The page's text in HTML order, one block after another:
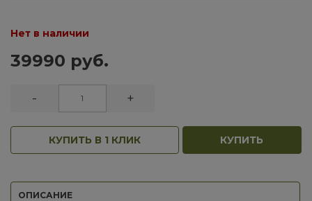
Нет в наличии
39990 руб.
- +
КУПИТЬ В 1 КЛИК КУПИТЬ
ОПИСАНИЕ